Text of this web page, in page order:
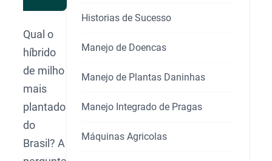
Qual o
híbrido
de milho
mais
plantado
do
Brasil? A
Historias de Sucesso
Manejo de Doencas
Manejo de Plantas Daninhas
Manejo Integrado de Pragas
Máquinas Agricolas